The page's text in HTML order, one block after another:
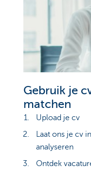
Gebruik je
matchen
Upload je cv
Laat ons je cv
analyseren
Ontdek